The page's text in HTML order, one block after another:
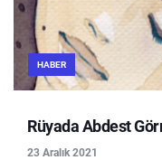
HABER
Rüyada Abdest
23 Aralık 2021